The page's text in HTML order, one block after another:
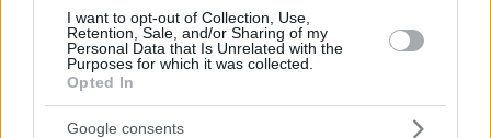
I want to opt-out of Collection, Use,
Retention, Sale, and/or Sharing of my
Personal Data that Is Unrelated with the
Purposes for which it was collected.
Opted In
Google consents